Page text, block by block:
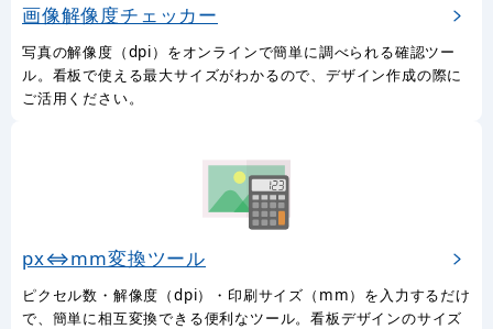
画像解像度チェッカー
写真の解像度（dpi）をオンラインで簡単に調べられる確認ツー
ル。看板で使える最大サイズがわかるので、デザイン作成の際に
ご活用ください。
px⇔mm変換ツール
ピクセル数・解像度（dpi）・印刷サイズ（mm）を入力するだけ
で、簡単に相互変換できる便利なツール。看板デザインのサイズ